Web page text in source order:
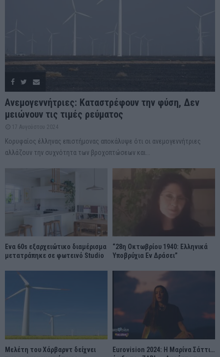
Ανεμογεννήτριες: Καταστρέφουν την φύση, Δεν
μειώνουν τις τιμές ρεύματος
17 Αυγούστου 2024
Κορυφαίος έλληνας επιστήμονας αποκάλυψε ότι οι ανεμογεννήτριες
αλλάζουν την συχνότητα των βροχοπτώσεων και...
Ένα 60s εξαρχειώτικο διαμέρισμα
μετατράπηκε σε φωτεινό Studio
“28η Οκτωβρίου 1940: Ελληνικά
Υποβρύχια Εν Δράσει”
Μελέτη του Χάρβαρντ δείχνει
Eurovision 2024: Η Μαρίνα Σάττι…